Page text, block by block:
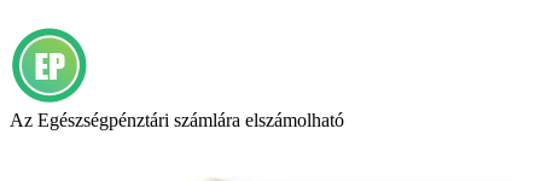
Az Egészségpénztári számlára elszámolható